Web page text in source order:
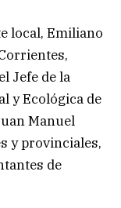
local, Emiliano
Jefe de la
y Ecológica de
Manuel
y provinciales,
de